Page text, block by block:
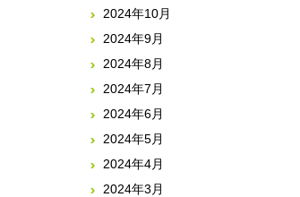
2024年10月
2024年9月
2024年8月
2024年7月
2024年6月
2024年5月
2024年4月
2024年3月